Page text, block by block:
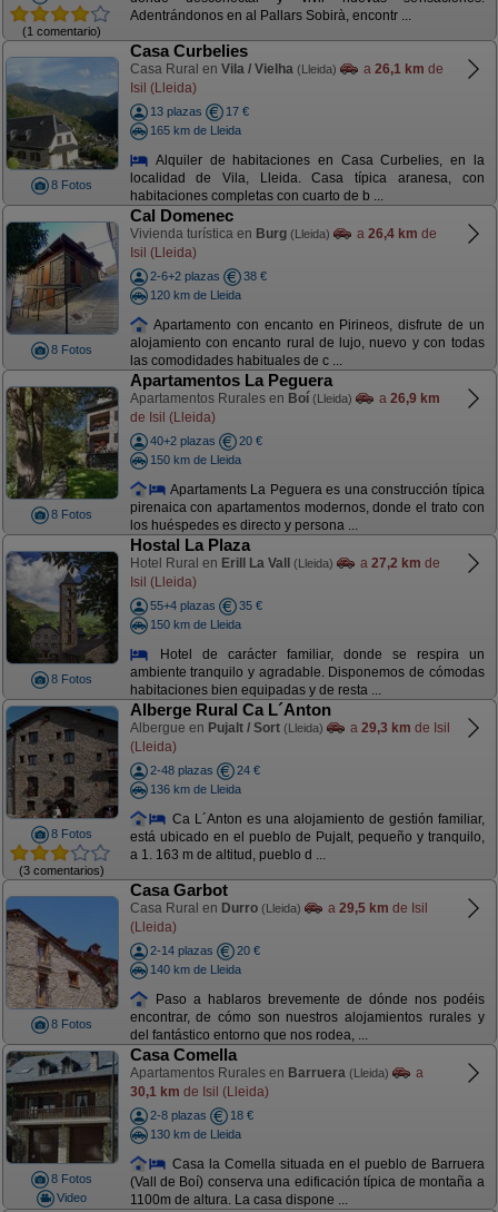
(1 comentario)
Adentrándonos en al Pallars Sobirà, encontr ...
8 Fotos
Casa Curbelies
Casa Rural en Vila / Vielha (Lleida) a 26,1 km de
Isil (Lleida)
13 plazas
17 €
165 km de Lleida
Alquiler de habitaciones en Casa Curbelies, en la
localidad de Vila, Lleida. Casa típica aranesa, con
habitaciones completas con cuarto de b ...
8 Fotos
Cal Domenec
Vivienda turística en Burg (Lleida) a 26,4 km de
Isil (Lleida)
2-6+2 plazas
38 €
120 km de Lleida
Apartamento con encanto en Pirineos, disfrute de un
alojamiento con encanto rural de lujo, nuevo y con todas
las comodidades habituales de c ...
8 Fotos
Apartamentos La Peguera
Apartamentos Rurales en Boí (Lleida) a 26,9 km
de Isil (Lleida)
40+2 plazas
20 €
150 km de Lleida
Apartaments La Peguera es una construcción típica
pirenaica con apartamentos modernos, donde el trato con
los huéspedes es directo y persona ...
8 Fotos
Hostal La Plaza
Hotel Rural en Erill La Vall (Lleida) a 27,2 km de
Isil (Lleida)
55+4 plazas
35 €
150 km de Lleida
Hotel de carácter familiar, donde se respira un
ambiente tranquilo y agradable. Disponemos de cómodas
habitaciones bien equipadas y de resta ...
8 Fotos
(3 comentarios)
Alberge Rural Ca L´Anton
Albergue en Pujalt / Sort (Lleida) a 29,3 km de Isil
(Lleida)
2-48 plazas
24 €
136 km de Lleida
Ca L´Anton es una alojamiento de gestión familiar,
está ubicado en el pueblo de Pujalt, pequeño y tranquilo,
a 1. 163 m de altitud, pueblo d ...
8 Fotos
Casa Garbot
Casa Rural en Durro (Lleida) a 29,5 km de Isil
(Lleida)
2-14 plazas
20 €
140 km de Lleida
Paso a hablaros brevemente de dónde nos podéis
encontrar, de cómo son nuestros alojamientos rurales y
del fantástico entorno que nos rodea, ...
8 Fotos
Video
Casa Comella
Apartamentos Rurales en Barruera (Lleida)
a
30,1 km de Isil (Lleida)
2-8 plazas
18 €
130 km de Lleida
Casa la Comella situada en el pueblo de Barruera
(Vall de Boí) conserva una edificación típica de montaña a
1100m de altura. La casa dispone ...